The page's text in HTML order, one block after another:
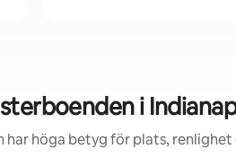
i
har höga betyg för plats, renlighet